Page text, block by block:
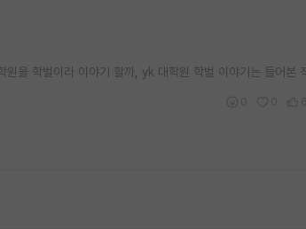
을 학벌이라 이야기 할까, yk 대학원 학벌 이야기는 들어본